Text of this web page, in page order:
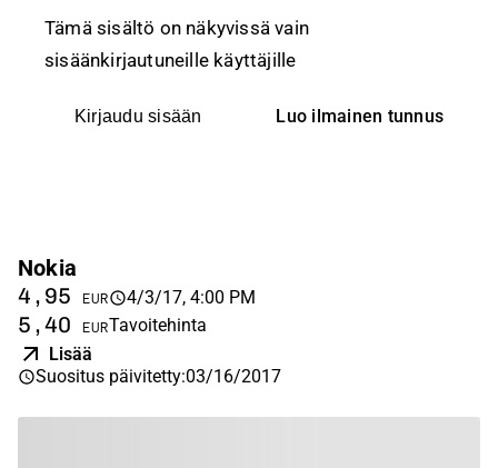
Tämä sisältö on näkyvissä vain
sisäänkirjautuneille käyttäjille
Kirjaudu sisään Luo ilmainen tunnus
Nokia
4,95 EUR 4/3/17, 4:00 PM
5,40 EURTavoitehinta
Lisää
Suositus päivitetty:03/16/2017